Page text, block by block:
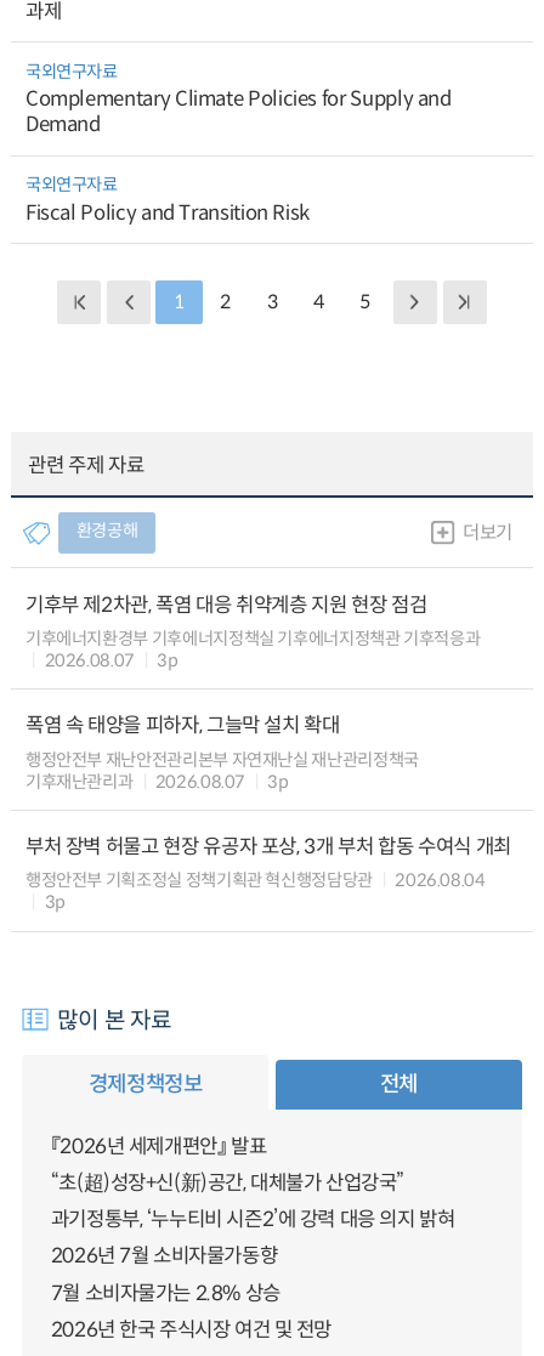
과제
국외연구자료
Complementary Climate Policies for Supply and
Demand
국외연구자료
Fiscal Policy and Transition Risk
1 2 3 4 5
관련 주제 자료
환경공해 더보기
기후부 제2차관, 폭염 대응 취약계층 지원 현장 점검
기후에너지환경부 기후에너지정책실 기후에너지정책관 기후적응과
2026.08.07
3p
폭염 속 태양을 피하자, 그늘막 설치 확대
행정안전부 재난안전관리본부 자연재난실 재난관리정책국
기후재난관리과
2026.08.07 3p
부처 장벽 허물고 현장 유공자 포상, 3개 부처 합동 수여식 개최
행정안전부 기획조정실 정책기획관 혁신행정담당관
2026.08.04
3p
많이 본 자료
경제정책정보 전체
『2026년 세제개편안』 발표
“초(超)성장+신(新)공간, 대체불가 산업강국”
과기정통부, ‘누누티비 시즌2’에 강력 대응 의지 밝혀
2026년 7월 소비자물가동향
7월 소비자물가는 2.8% 상승
2026년 한국 주식시장 여건 및 전망